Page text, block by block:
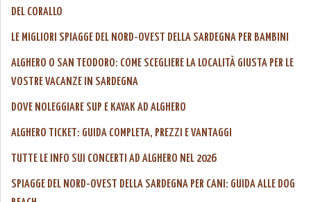
DEL CORALLO
LE MIGLIORI SPIAGGE DEL NORD-OVEST DELLA SARDEGNA PER BAMBINI
ALGHERO O SAN TEODORO: COME SCEGLIERE LA LOCALITÀ GIUSTA PER LE
VOSTRE VACANZE IN SARDEGNA
DOVE NOLEGGIARE SUP E KAYAK AD ALGHERO
ALGHERO TICKET: GUIDA COMPLETA, PREZZI E VANTAGGI
TUTTE LE INFO SUI CONCERTI AD ALGHERO NEL 2026
SPIAGGE DEL NORD-OVEST DELLA SARDEGNA PER CANI: GUIDA ALLE DOG